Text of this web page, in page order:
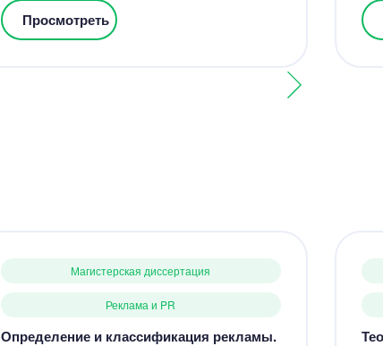
Просмотреть
Магистерская диссертация
Реклама и PR
Определение и классификация рекламы.